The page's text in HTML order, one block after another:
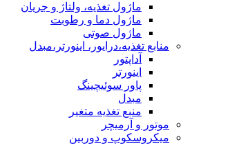
ماژول تغذیه، ولتاژ و جریان
ماژول دما و رطوبت
ماژول صوتی
منابع تغذیه،درایور، اینورتر،مبدل
آداپتور
اینورتر
پاور سوئیچینگ
مبدل
منبع تغذیه متغیر
موتور و آرمیچر
میکروسکوپ و دوربین